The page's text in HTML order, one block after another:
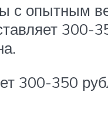
с опытным
300-350